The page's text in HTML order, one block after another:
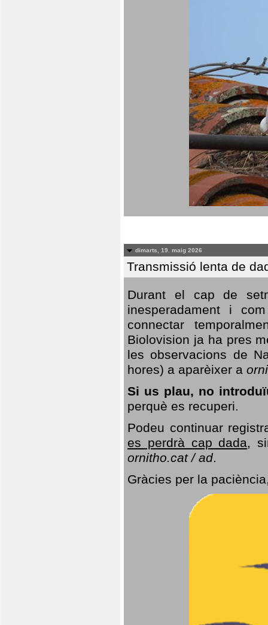
dimarts, 19. maig 2026
Transmissió lenta de
Durant el cap de
inesperadament i
connectar
Biolovision ja ha pres
les observacions de
hores) a aparèixer a
Si us plau, no
perquè es recuperi.
Podeu continuar
es perdrà cap dada,
ornitho.cat / ad.
Gràcies per la